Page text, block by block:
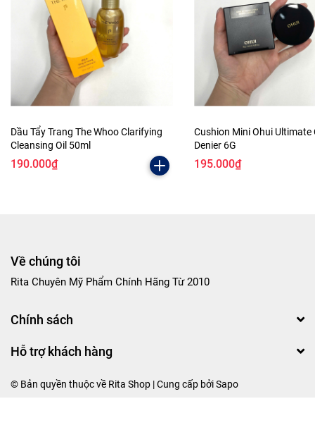
Dầu Tẩy Trang The Whoo Clarifying
Cleansing Oil 50ml
190.000₫
Cushion Mini Ohui Ultimate
Denier 6G
195.000₫
Về chúng tôi
Rita Chuyên Mỹ Phẩm Chính Hãng Từ 2010
Chính sách
Hỗ trợ khách hàng
© Bản quyền thuộc về Rita Shop | Cung cấp bởiSapo